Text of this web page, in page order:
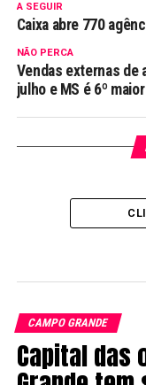
A SEGUIR
Caixa abre 770
NÃO PERCA
Vendas externas de
julho e MS é 6º
CAMPO GRANDE
Capital das